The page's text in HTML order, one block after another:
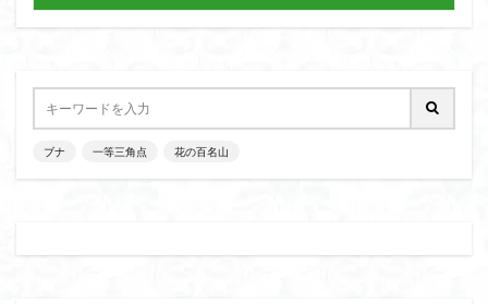
ブナ 一等三角点 花の百名山